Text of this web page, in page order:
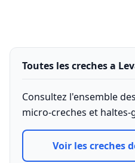
Toutes les creches a
Consultez l'ensemble
micro-creches et
Voir les creches